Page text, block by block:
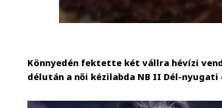
Könnyedén fektette két vállra hévízi
délután a női kézilabda NB II Dél-nyugati